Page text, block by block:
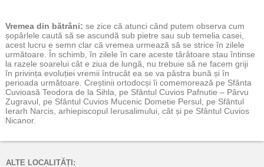
Vremea din bătrâni: se zice că atunci când putem observa cum
șopârlele caută să se ascundă sub pietre sau sub temelia casei,
acest lucru e semn clar că vremea urmează să se strice în zilele
următoare. În schimb, în zilele în care aceste târâtoare stau întinse
la razele soarelui cât e ziua de lungă, nu trebuie să ne facem griji
în privința evoluției vremii întrucât ea se va păstra bună și în
perioada următoare. Creștinii ortodocși îi comemorează pe Sfânta
Cuvioasă Teodora de la Sihla, pe Sfântul Cuvios Pafnutie – Pârvu
Zugravul, pe Sfântul Cuvios Mucenic Dometie Persul, pe Sfântul
Ierarh Narcis, arhiepiscopul Ierusalimului, cât și pe Sfântul Cuvios
Nicanor.
ALTE LOCALITĂȚI: